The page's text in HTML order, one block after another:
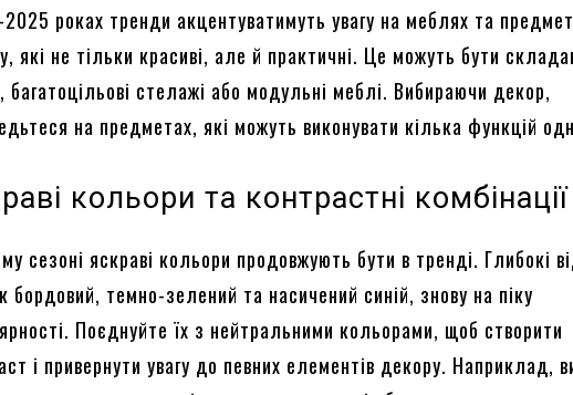
роках тренди акцентуватимуть увагу на меблях та
які не тільки красиві, але й практичні. Це можуть бути
багатоцільові стелажі або модульні меблі. Вибираючи декор,
на предметах, які можуть виконувати кілька функцій
кольори та контрастні комбінації
сезоні яскраві кольори продовжують бути в тренді. Глибокі
бордовий, темно-зелений та насичений синій, знову на піку
Поєднуйте їх з нейтральними кольорами, щоб створити
і привернути увагу до певних елементів декору. Наприклад,